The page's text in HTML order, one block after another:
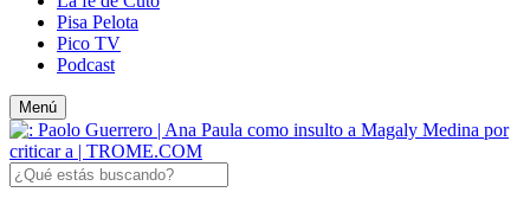
Pisa Pelota
Pico TV
Podcast
Menú